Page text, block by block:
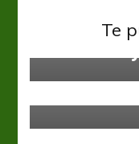
Te
Primera Nacional